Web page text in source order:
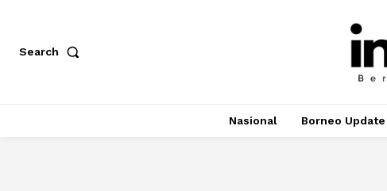
Search
Nasional Borneo Update